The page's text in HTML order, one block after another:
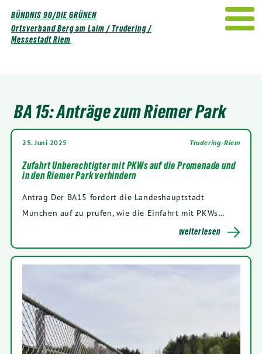
Weiter
zum
Inhalt
BÜNDNIS 90/DIE GRÜNEN
Ortsverband Berg am Laim / Trudering /
Messestadt Riem
BA 15: Anträge zum Riemer Park
25. Juni 2025 Trudering-Riem
Zufahrt Unberechtigter mit PKWs auf die Promenade und
in den Riemer Park verhindern
Antrag Der BA15 fordert die Landeshauptstadt
München auf zu prüfen, wie die Einfahrt mit PKWs…
weiterlesen